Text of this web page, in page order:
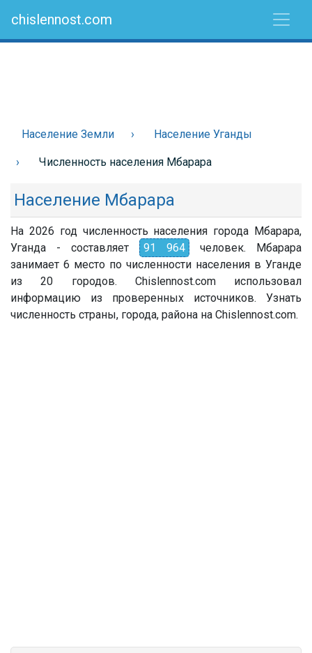
chislennost.com
Население Земли Население Уганды
Численность населения Мбарара
Население Мбарара
На 2026 год численность населения города Мбарара,
Уганда - составляет
91 964
человек. Мбарара
занимает 6 место по численности населения в Уганде
из 20 городов. Chislennost.com использовал
информацию из проверенных источников. Узнать
численность страны, города, района на Chislennost.com.